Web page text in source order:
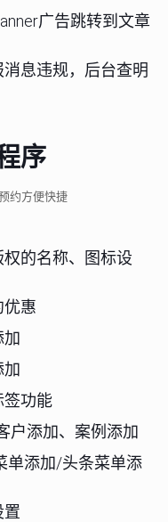
广告跳转到文章
息违规，后台查明
序
约方便快捷
的名称、图标设
优惠
加
加
签功能
户添加、案例添加
单添加/头条菜单添
置